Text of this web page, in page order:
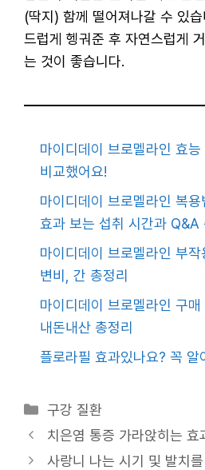
(딱지) 함께 떨어져나갈 수 있
드럽게 헹궈준 후 자연스럽게
는 것이 좋습니다.
마이디데이 브로멜라인 효
비교했어요!
마이디데이 브로멜라인 복
효과 보는 섭취 시간과 Q&A
마이디데이 브로멜라인 부
변비, 간 총정리
마이디데이 브로멜라인 구
내돈내산 총정리
플로라필 효과있나요? 꼭 알
카
테
고
구강 질환
치은염 통증 가라앉히는 효
사랑니 나는 시기 및 발치